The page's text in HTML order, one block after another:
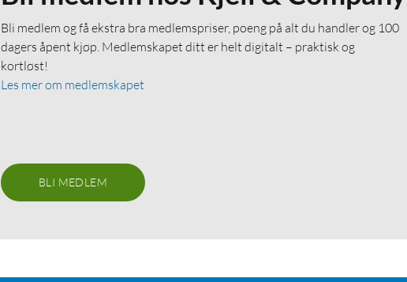
Bli medlem og få ekstra bra medlemspriser, poeng på alt du handler og 100
dagers åpent kjøp. Medlemskapet ditt er helt digitalt – praktisk og
kortløst!
Les mer om medlemskapet
BLI MEDLEM